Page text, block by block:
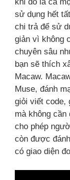
sử dụng hết
chi trả để sử
giản vì không
chuyên sâu
bạn sẽ thích
Macaw.
Muse, đánh
giỏi viết code,
mà không cần
cho phép
còn được
có giao diện